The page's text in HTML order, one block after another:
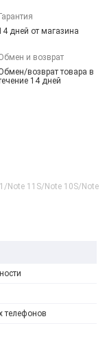
Гарантия
дней от магазина
и возврат
возврат товара в
14 дней
Note 11S/Note 10S/Note
телефонов